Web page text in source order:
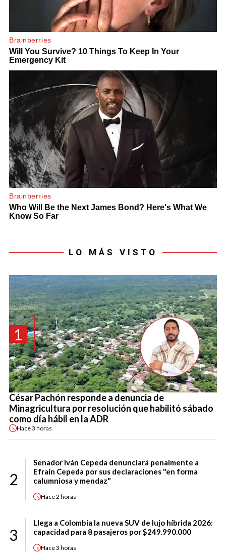
LO MÁS VISTO
1
César Pachón responde a denuncia de
Minagricultura por resolución que habilitó sábado
como día hábil en la ADR
Hace3 horas
2
Senador Iván Cepeda denunciará penalmente a
Efraín Cepeda por sus declaraciones "en forma
calumniosa y mendaz"
Hace2 horas
3
Llega a Colombia la nueva SUV de lujo híbrida 2026:
capacidad para 8 pasajeros por $249.990.000
Hace3 horas